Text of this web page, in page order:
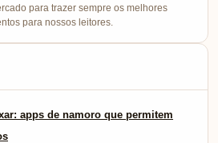
para trazer sempre os melhores
para nossos leitores.
apps de namoro que permitem